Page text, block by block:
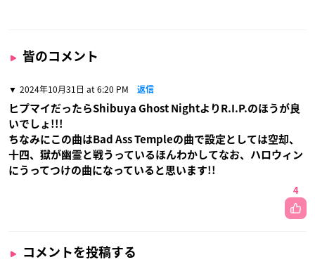
皆のコメント
2024年10月31日 at 6:20 PM 返信
ヒプマイだったらShibuya Ghost NightよりR.I.P.のほうが良
いでしょ!!!
ちなみにこの曲はBad Ass Templeの曲で設定としては空却、
十四、獄が幽霊と戦うっているほんわかしてなお、ハロウィン
にうってつけの曲になっていると思います!!
4
コメントを投稿する